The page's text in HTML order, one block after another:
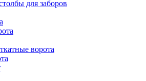
для заборов
ворота